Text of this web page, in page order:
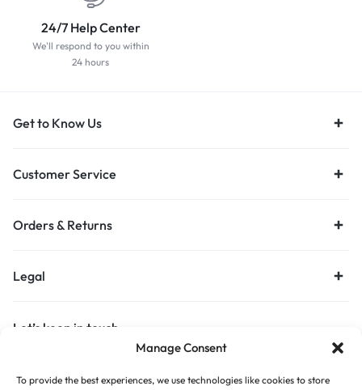
Manage Consent
To provide the best experiences, we use technologies like cookies to store
24/7 Help Center
We'll respond to you within
24 hours
Get to Know Us
Customer Service
Orders & Returns
Legal
Let’s keep in touch
Get recommendations, tips, updates and more.
Stay Connected